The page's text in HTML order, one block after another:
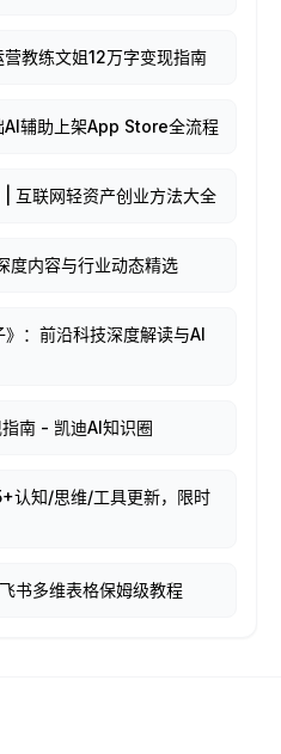
教练文姐12万字变现指南
辅助上架App Store全流程
互联网轻资产创业方法大全
度内容与行业动态精选
：前沿科技深度解读与AI
南 - 凯迪AI知识圈
认知/思维/工具更新，限时
书多维表格保姆级教程